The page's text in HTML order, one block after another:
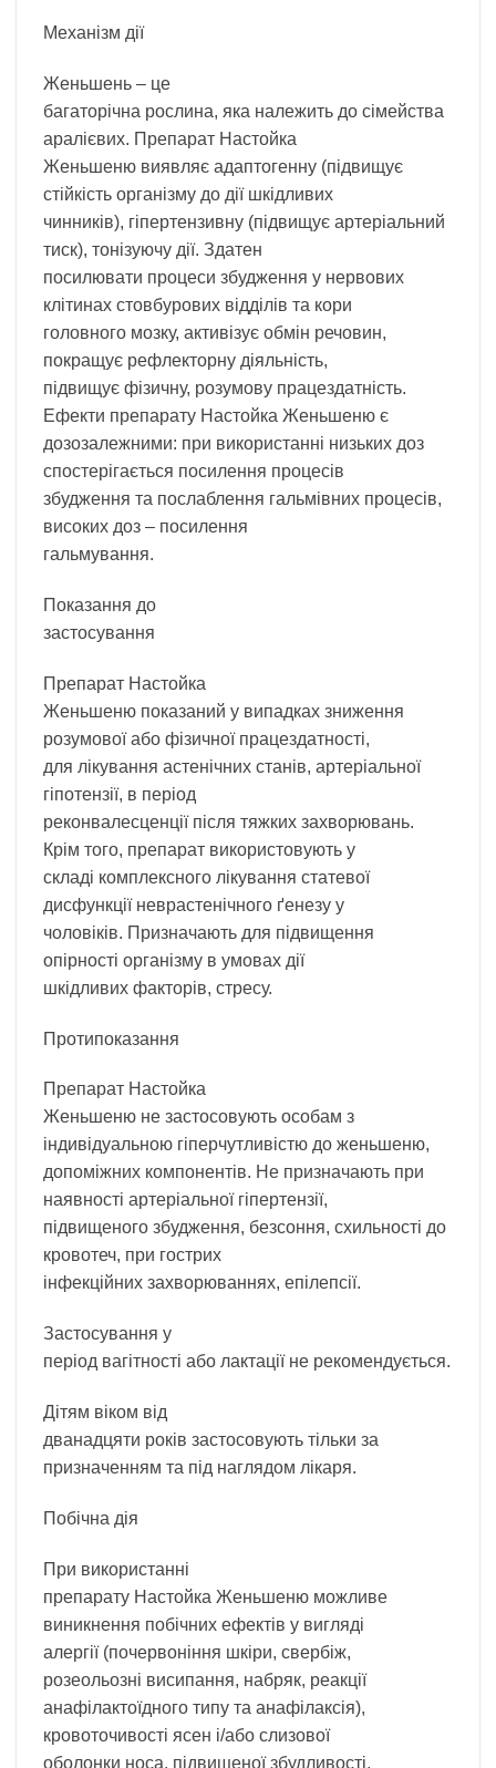
Механізм дії
Женьшень – це
багаторічна рослина, яка належить до сімейства
аралієвих. Препарат Настойка
Женьшеню виявляє адаптогенну (підвищує
стійкість організму до дії шкідливих
чинників), гіпертензивну (підвищує артеріальний
тиск), тонізуючу дії. Здатен
посилювати процеси збудження у нервових
клітинах стовбурових відділів та кори
головного мозку, активізує обмін речовин,
покращує рефлекторну діяльність,
підвищує фізичну, розумову працездатність.
Ефекти препарату Настойка Женьшеню є
дозозалежними: при використанні низьких доз
спостерігається посилення процесів
збудження та послаблення гальмівних процесів,
високих доз – посилення
гальмування.
Показання до
застосування
Препарат Настойка
Женьшеню показаний у випадках зниження
розумової або фізичної працездатності,
для лікування астенічних станів, артеріальної
гіпотензії, в період
реконвалесценції після тяжких захворювань.
Крім того, препарат використовують у
складі комплексного лікування статевої
дисфункції неврастенічного ґенезу у
чоловіків. Призначають для підвищення
опірності організму в умовах дії
шкідливих факторів, стресу.
Протипоказання
Препарат Настойка
Женьшеню не застосовують особам з
індивідуальною гіперчутливістю до женьшеню,
допоміжних компонентів. Не призначають при
наявності артеріальної гіпертензії,
підвищеного збудження, безсоння, схильності до
кровотеч, при гострих
інфекційних захворюваннях, епілепсії.
Застосування у
період вагітності або лактації не рекомендується.
Дітям віком від
дванадцяти років застосовують тільки за
призначенням та під наглядом лікаря.
Побічна дія
При використанні
препарату Настойка Женьшеню можливе
виникнення побічних ефектів у вигляді
алергії (почервоніння шкіри, свербіж,
розеольозні висипання, набряк, реакції
анафілактоїдного типу та анафілаксія),
кровоточивості ясен і/або слизової
оболонки носа, підвищеної збудливості,